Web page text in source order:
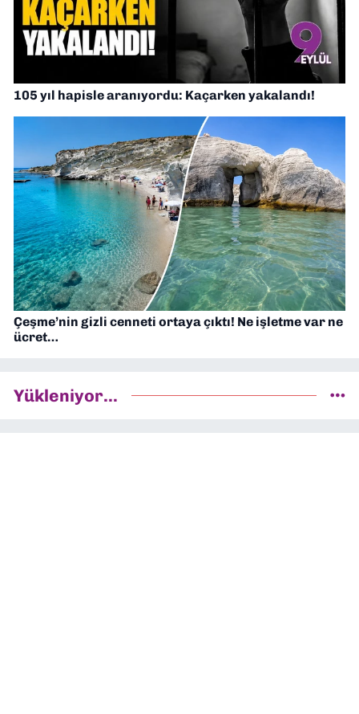
105 yıl hapisle aranıyordu: Kaçarken yakalandı!
Çeşme’nin gizli cenneti ortaya çıktı! Ne işletme var ne
ücret…
Yükleniyor...